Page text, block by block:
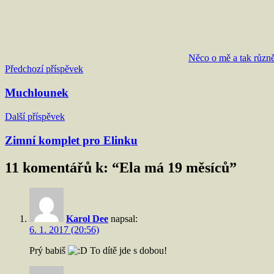
Něco o mě a tak
Navigace
pro
Předchozí příspěvek
Muchlounek
Další příspěvek
Zimní komplet pro Elinku
11 komentářů k: “Ela má 19 měsíců”
Karol Dee napsal:
6. 1. 2017 (20:56)
Prý babiš
To dítě jde s dobou!